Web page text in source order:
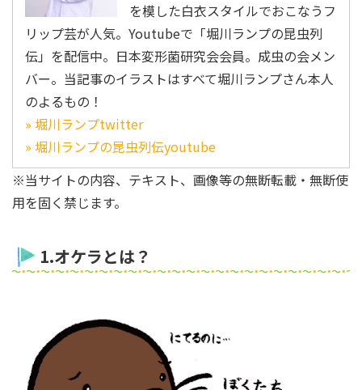
を模した白衣スタイルでおこなうフ
リップ芸が人気。Youtubeで「堀川ランプの昆虫列
伝」を配信中。日本変形菌研究会会員。成虫の会メン
バー。当記事のイラストはすべて堀川ランプさん本人
のよるもの！
» 堀川ランプtwitter
» 堀川ランプの昆虫列伝youtube
※当サイトの内容、テキスト、画像等の無断転載・無断使
用を固く禁じます。
1.オケラとは？